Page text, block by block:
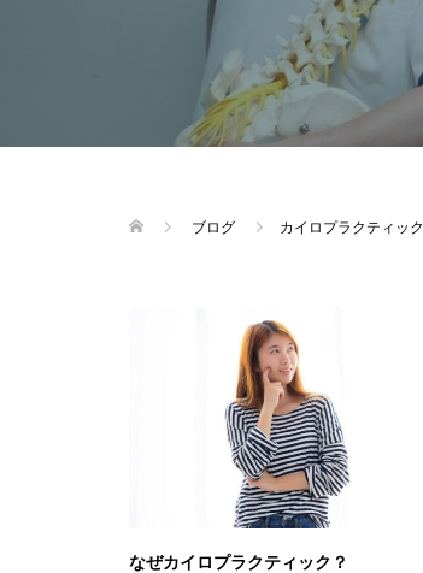
ブログ カイロプラクティック
なぜカイロプラクティック？